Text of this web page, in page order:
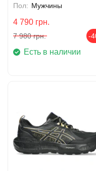
Пол: Мужчины
4 790 грн.
7 980 грн. -
Есть в наличии